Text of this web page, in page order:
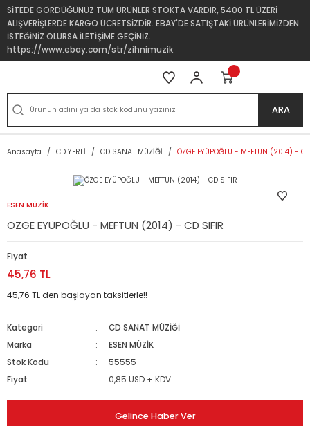
SİTEDE GÖRDÜĞÜNÜZ TÜM ÜRÜNLER STOKTA VARDIR, 5400 TL ÜZERİ
ALIŞVERİŞLERDE KARGO ÜCRETSİZDİR. EBAY'DE SATIŞTAKİ ÜRÜNLERİMİZDEN
İSTEĞİNİZ OLURSA İLETİŞİME GEÇİNİZ.
https://www.ebay.com/str/zihnimuzik
ARA
Anasayfa CD YERLİ CD SANAT MÜZİĞİ ÖZGE EYÜPOĞLU - MEFTUN (2014) -
ESEN MÜZİK
ÖZGE EYÜPOĞLU - MEFTUN (2014) - CD SIFIR
Fiyat
45,76 TL
45,76 TL den başlayan taksitlerle!!
Kategori
CD SANAT MÜZİĞİ
Marka
ESEN MÜZİK
Stok Kodu
55555
Fiyat
0,85 USD + KDV
Gelince Haber Ver